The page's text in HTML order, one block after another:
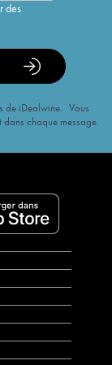
des
de iDealwine. Vous
chaque message.